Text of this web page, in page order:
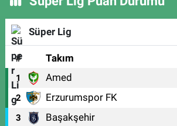
Süper Lig
# Takım
1 Amed
2 Erzurumspor FK
3 Başakşehir